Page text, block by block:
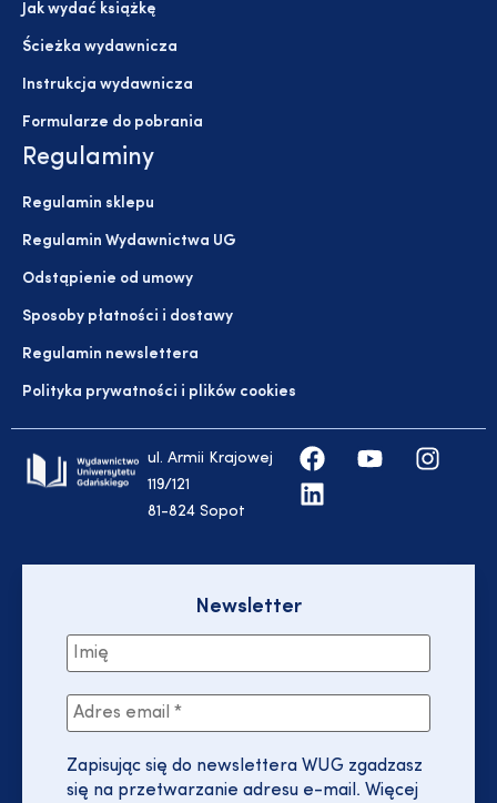
Jak wydać książkę
Ścieżka wydawnicza
Instrukcja wydawnicza
Formularze do pobrania
Regulaminy
Regulamin sklepu
Regulamin Wydawnictwa UG
Odstąpienie od umowy
Sposoby płatności i dostawy
Regulamin newslettera
Polityka prywatności i plików cookies
ul. Armii Krajowej
119/121
81-824 Sopot
Newsletter
Zapisując się do newslettera WUG zgadzasz
się na przetwarzanie adresu e-mail. Więcej